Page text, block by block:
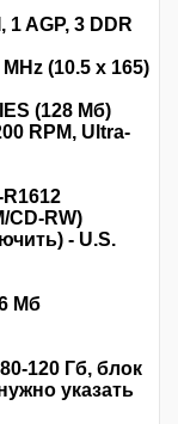
1 AGP, 3 DDR
(10.5 x 165)
(128 Мб)
RPM, Ultra-
CD-RW)
- U.S.
Мб
120 Гб, блок
указать